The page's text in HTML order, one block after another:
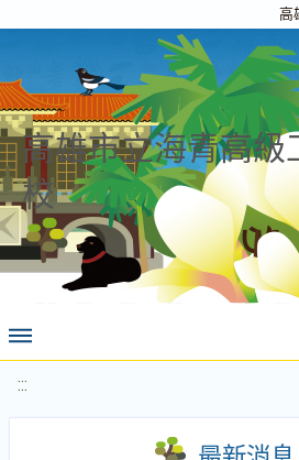
高
高雄市立海青高級
校
:::